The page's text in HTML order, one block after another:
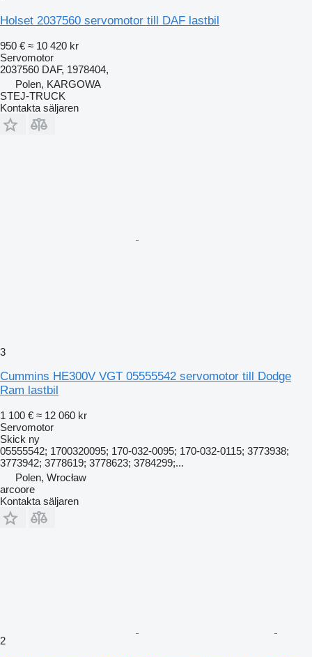
Holset 2037560 servomotor till DAF lastbil
950 € ≈ 10 420 kr
Servomotor
2037560 DAF, 1978404,
Polen, KARGOWA
STEJ-TRUCK
Kontakta säljaren
3
Cummins HE300V VGT 05555542 servomotor till Dodge
Ram lastbil
1 100 € ≈ 12 060 kr
Servomotor
Skick ny
05555542; 1700320095; 170-032-0095; 170-032-0115; 3773938;
3773942; 3778619; 3778623; 3784299;...
Polen, Wrocław
arcoore
Kontakta säljaren
2